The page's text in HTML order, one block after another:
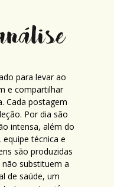
para levar ao
e compartilhar
Cada postagem
Por dia são
intensa, além do
técnica e
são produzidas
substituem a
de saúde, um